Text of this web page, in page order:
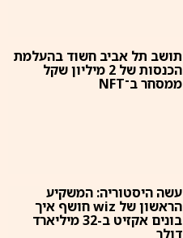
תושב תל אביב חשוד בהעלמת
הכנסות של 2 מיליון שקל
ממסחר ב־NFT
עשה היסטוריה: המשקיע
הראשון של wiz חושף איך
בונים אקזיט ב-32 מיליארד
דולר